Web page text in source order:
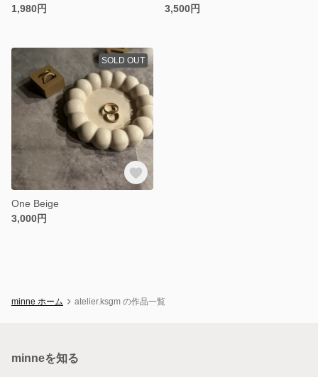
1,980円
3,500円
SOLD OUT
One Beige
3,000円
minne ホーム atelier.ksgm の作品一覧
minneを知る